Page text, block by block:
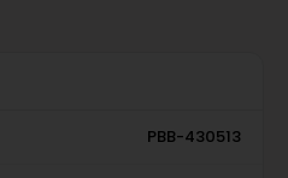
PBB-430513